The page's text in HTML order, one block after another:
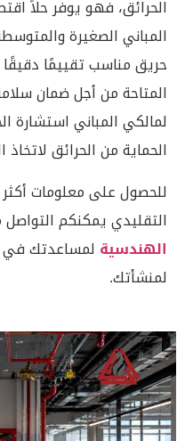
الحرائق، فهو يوفر حلاً
المباني الصغيرة
حريق مناسب تقييمًا دقيقًا
المتاحة من أجل ضمان
لمالكي المباني استشارة
الحماية من الحرائق لاتخاذ
للحصول على معلومات أكثر
التقليدي يمكنكم
الهندسية لمساعدتك في
لمنشأتك.